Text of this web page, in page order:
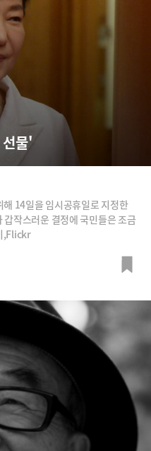
물'
14일을 임시공휴일로 지정한
작스러운 결정에 국민들은 조금
,Flickr